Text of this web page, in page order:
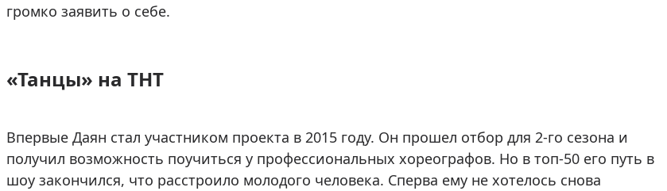
громко заявить о себе.
«Танцы» на ТНТ
Впервые Даян стал участником проекта в 2015 году. Он прошел отбор для 2-го сезона и
получил возможность поучиться у профессиональных хореографов. Но в топ-50 его путь в
шоу закончился, что расстроило молодого человека. Сперва ему не хотелось снова